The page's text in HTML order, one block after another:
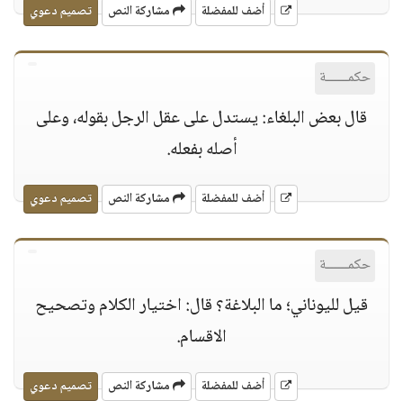
أضف للمفضلة مشاركة النص تصميم دعوي
حكمــــــة
قال بعض البلغاء: يستدل على عقل الرجل بقوله، وعلى
أصله بفعله.
أضف للمفضلة مشاركة النص تصميم دعوي
حكمــــــة
قيل لليوناني؛ ما البلاغة؟ قال: اختيار الكلام وتصحيح
الاقسام.
أضف للمفضلة مشاركة النص تصميم دعوي